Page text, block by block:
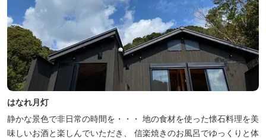
はなれ月灯
静かな景色で非日常の時間を・・・ 地の食材を使った懐石料理を美
味しいお酒と楽しんでいただき、 信楽焼きのお風呂でゆっくりと体